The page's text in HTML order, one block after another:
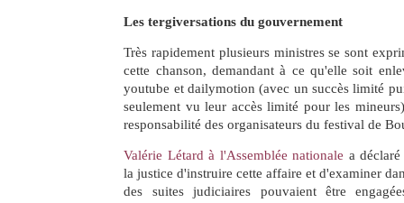
Les tergiversations du gouvernement
Très rapidement plusieurs ministres se sont
cette chanson, demandant à ce qu'elle soit
youtube et dailymotion (avec un succès limité
seulement vu leur accès limité pour les
responsabilité des organisateurs du festival de
Valérie Létard à l'Assemblée nationale a
la justice d'instruire cette affaire et d'examiner
des suites judiciaires pouvaient être